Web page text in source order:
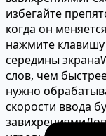
избегайте
когда он меняется
нажмите клавишу
середины экрана
слов, чем
нужно
скорости ввода
завихрениями